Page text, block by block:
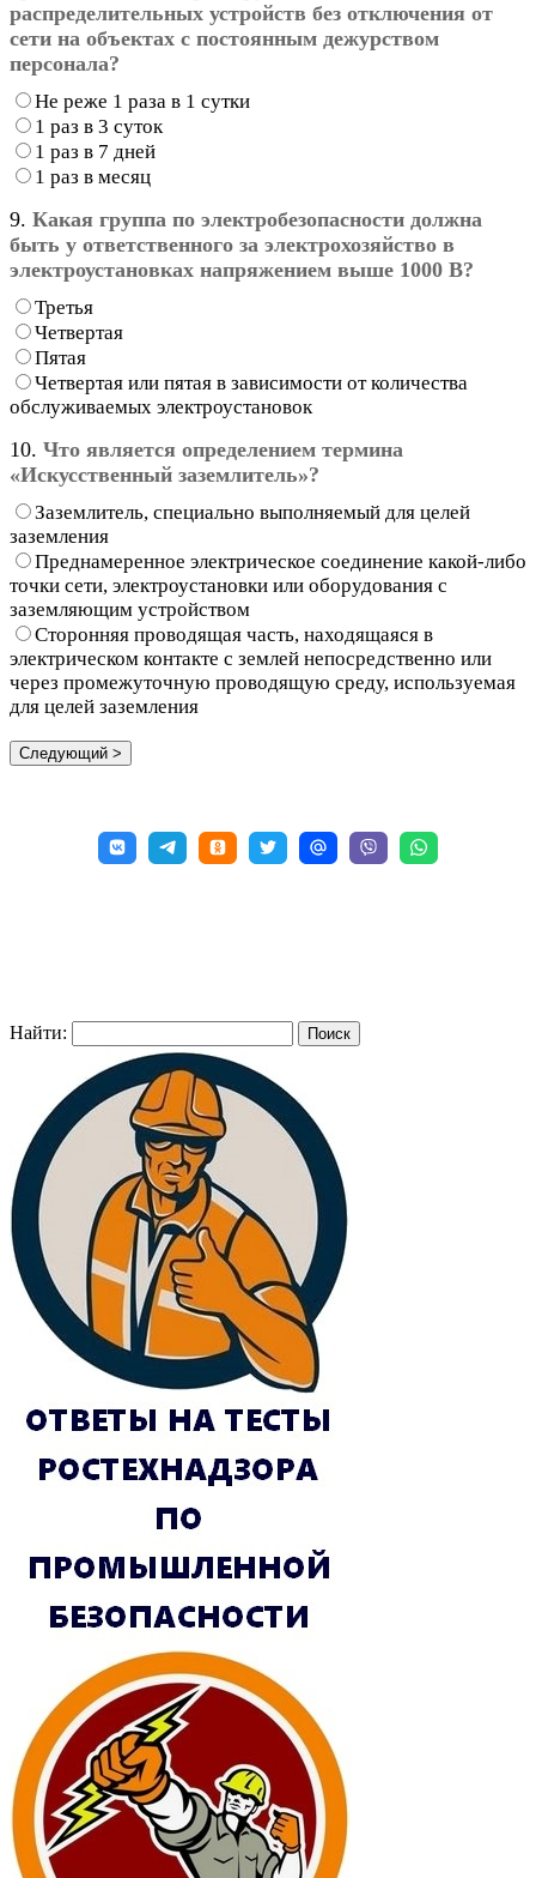
распределительных устройств без отключения от
сети на объектах с постоянным дежурством
персонала?
Не реже 1 раза в 1 сутки
1 раз в 3 суток
1 раз в 7 дней
1 раз в месяц
9. Какая группа по электробезопасности должна
быть у ответственного за электрохозяйство в
электроустановках напряжением выше 1000 В?
Третья
Четвертая
Пятая
Четвертая или пятая в зависимости от количества
обслуживаемых электроустановок
10. Что является определением термина
«Искусственный заземлитель»?
Заземлитель, специально выполняемый для целей
заземления
Преднамеренное электрическое соединение какой-либо
точки сети, электроустановки или оборудования с
заземляющим устройством
Сторонняя проводящая часть, находящаяся в
электрическом контакте с землей непосредственно или
через промежуточную проводящую среду, используемая
для целей заземления
Найти: